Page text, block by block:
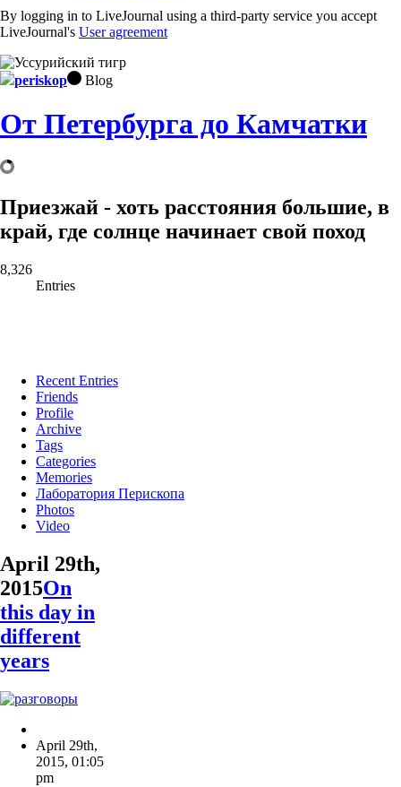
By logging in to LiveJournal using a third-party service you accept
LiveJournal's User agreement
periskop Blog
От Петербурга до Камчатки
Приезжай - хоть расстояния большие, в
край, где солнце начинает свой поход
8,326
Entries
Recent Entries
Friends
Profile
Archive
Tags
Categories
Memories
Лаборатория Перископа
Photos
Video
April 29th,
2015On
this day in
different
years
April 29th,
2015, 01:05
pm